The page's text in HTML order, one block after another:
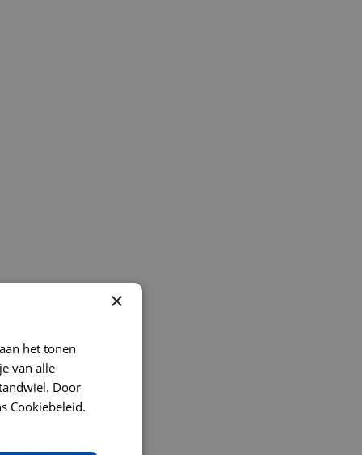
×
het tonen
van alle
Door
Cookiebeleid.